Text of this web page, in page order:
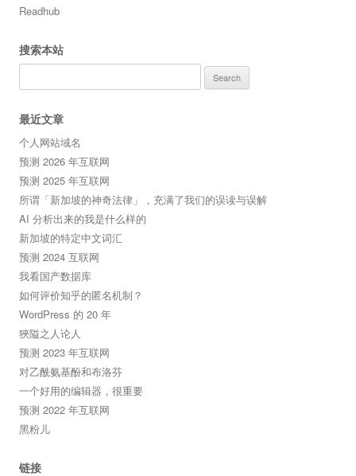
Readhub
搜索本站
for:
最近文章
个人网站域名
预测 2026 年互联网
预测 2025 年互联网
所谓「新加坡的神奇法律」，充满了我们的误读与误解
AI 分析出来的我是什么样的
新加坡的特定中文词汇
预测 2024 互联网
我看国产数据库
如何评价知乎的匿名机制？
WordPress 的 20 年
狹隘之人论人
预测 2023 年互联网
对乙酰氨基酚和布洛芬
一个好用的编辑器，很重要
预测 2022 年互联网
黑粉儿
链接